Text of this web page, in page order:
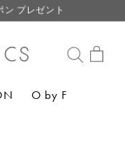
に関するお知らせ
イントアップデー”
O by F